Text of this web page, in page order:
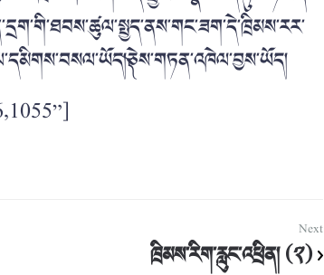
Next
ཁྲིམས་རིག་རླུང་འཕྲིན། (༢)